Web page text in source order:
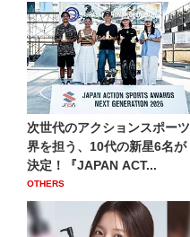
次世代のアクションスポーツ
界を担う、10代の新星6名が
決定！『JAPAN ACT...
OTHERS